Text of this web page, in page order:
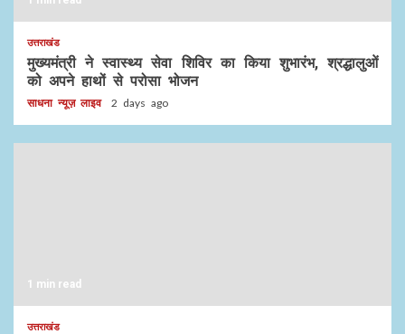
उत्तराखंड
मुख्यमंत्री ने स्वास्थ्य सेवा शिविर का किया शुभारंभ, श्रद्धालुओं
को अपने हाथों से परोसा भोजन
साधना न्यूज़ लाइव 2 days ago
1 min read
उत्तराखंड